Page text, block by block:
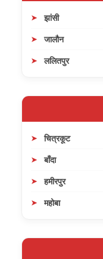
झांसी
जालौन
ललितपुर
चित्रकूट
बाँदा
हमीरपुर
महोबा